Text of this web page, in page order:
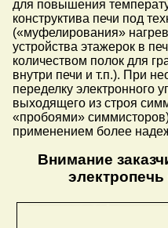
для повышения
конструктива печи под
(«муфелирования»
устройства этажерок в
количеством полок для
внутри печи и т.п.). При
переделку электронного
выходящего из строя
«пробоями»
применением более
Внимание